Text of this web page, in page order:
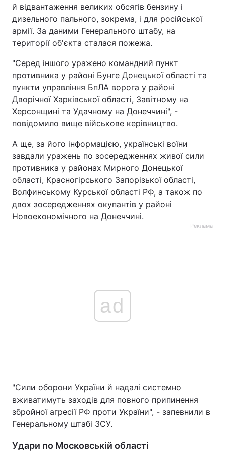
й відвантаження великих обсягів бензину і
дизельного пального, зокрема, і для російської
армії. За даними Генерального штабу, на
території об'єкта сталася пожежа.
"Серед іншого уражено командний пункт
противника у районі Бунге Донецької області та
пункти управління БпЛА ворога у районі
Дворічної Харківської області, Завітному на
Херсонщині та Удачному на Донеччині", -
повідомило вище військове керівництво.
А ще, за його інформацією, українські воїни
завдали уражень по зосередженнях живої сили
противника у районах Мирного Донецької
області, Красногірського Запорізької області,
Волфинському Курської області РФ, а також по
двох зосередженнях окупантів у районі
Новоекономічного на Донеччині.
Реклама
ad
"Сили оборони України й надалі системно
вживатимуть заходів для повного припинення
збройної агресії РФ проти України", - запевнили в
Генеральному штабі ЗСУ.
Удари по Московській області